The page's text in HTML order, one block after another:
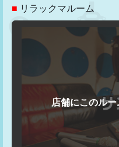
■ リラックマルーム